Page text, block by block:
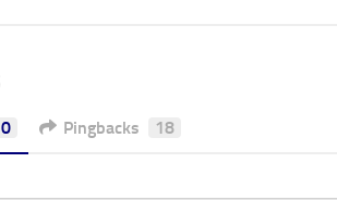
0 Pingbacks 18